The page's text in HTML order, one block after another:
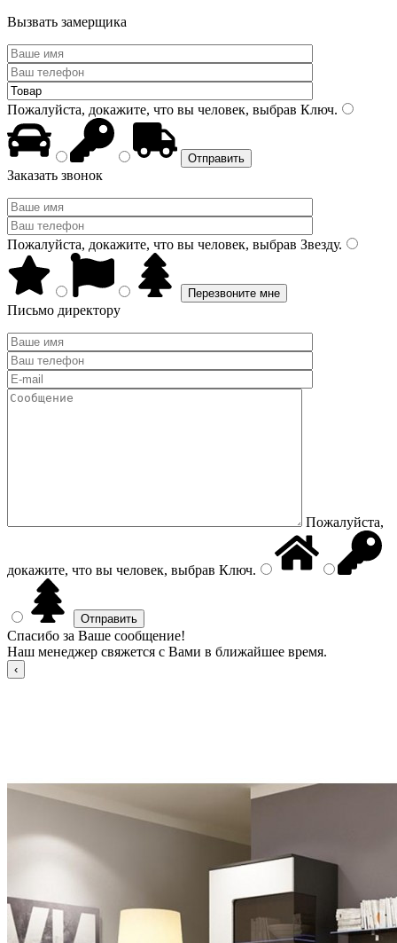
Вызвать замерщика
Пожалуйста, докажите, что вы человек, выбрав Ключ.
Заказать звонок
Пожалуйста, докажите, что вы человек, выбрав Звезду.
Письмо директору
Пожалуйста,
докажите, что вы человек, выбрав Ключ.
Спасибо за Ваше сообщение!
Наш менеджер свяжется с Вами в ближайшее время.